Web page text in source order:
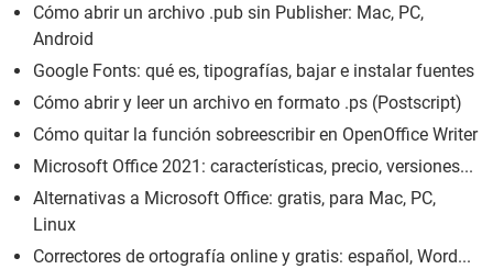
Cómo abrir un archivo .pub sin Publisher: Mac, PC,
Android
Google Fonts: qué es, tipografías, bajar e instalar fuentes
Cómo abrir y leer un archivo en formato .ps (Postscript)
Cómo quitar la función sobreescribir en OpenOffice Writer
Microsoft Office 2021: características, precio, versiones...
Alternativas a Microsoft Office: gratis, para Mac, PC,
Linux
Correctores de ortografía online y gratis: español, Word...